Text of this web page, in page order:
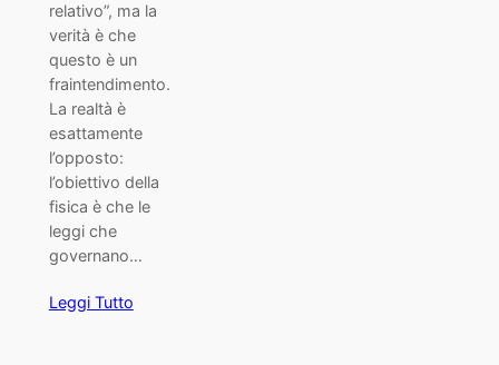
relativo”, ma la
verità è che
questo è un
fraintendimento.
La realtà è
esattamente
l’opposto:
l’obiettivo della
fisica è che le
leggi che
governano…
Leggi Tutto